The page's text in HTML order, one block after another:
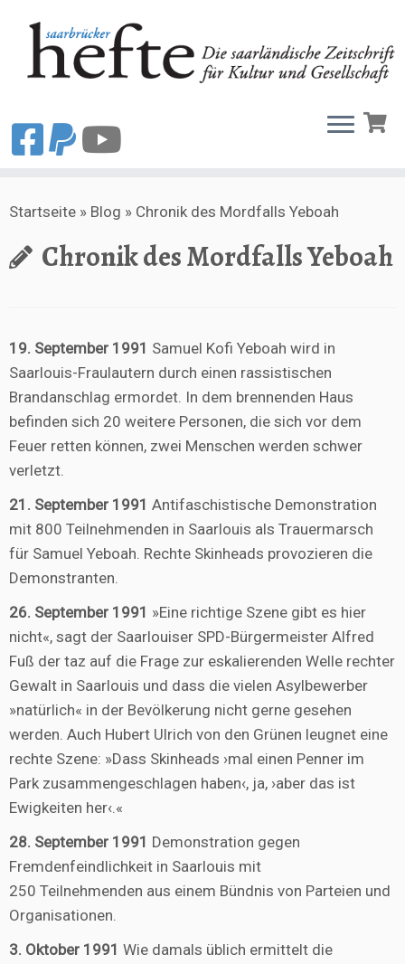
Inhalt
Startseite » Blog » Chronik des Mordfalls Yeboah
Chronik des Mordfalls Yeboah
19. September 1991 Samuel Kofi Yeboah wird in
Saarlouis-Fraulautern durch einen rassistischen
Brandanschlag ermordet. In dem brennenden Haus
befinden sich 20 weitere Personen, die sich vor dem
Feuer retten können, zwei Menschen werden schwer
verletzt.
21. September 1991 Antifaschistische Demonstration
mit 800 Teilnehmenden in Saarlouis als Trauermarsch
für Samuel Yeboah. Rechte Skinheads provozieren die
Demonstranten.
26. September 1991 »Eine richtige Szene gibt es hier
nicht«, sagt der Saarlouiser SPD-Bürgermeister Alfred
Fuß der taz auf die Frage zur eskalierenden Welle rechter
Gewalt in Saarlouis und dass die vielen Asylbewerber
»natürlich« in der Bevölkerung nicht gerne gesehen
werden. Auch Hubert Ulrich von den Grünen leugnet eine
rechte Szene: »Dass Skinheads ›mal einen Penner im
Park zusammengeschlagen haben‹, ja, ›aber das ist
Ewigkeiten her‹.«
28. September 1991 Demonstration gegen
Fremdenfeindlichkeit in Saarlouis mit
250 Teilnehmenden aus einem Bündnis von Parteien und
Organisationen.
3. Oktober 1991 Wie damals üblich ermittelt die